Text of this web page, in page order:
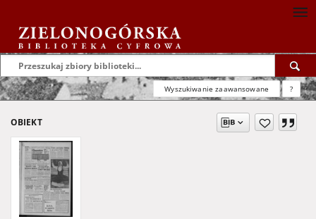
Wyszukiwanie zaawansowane ?
OBIEKT